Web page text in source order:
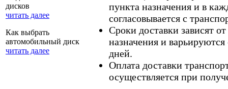
дисков
читать далее
Как выбрать
автомобильный диск
читать далее
пункта назначения и в
согласовывается с
Сроки доставки зависят
назначения и
дней.
Оплата доставки
осуществляется при